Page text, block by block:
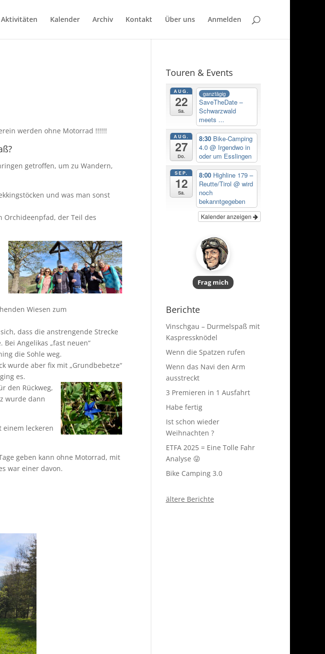
Kalender Archiv Kontakt Über uns Anmelden
werden ohne Motorrad !!!!!!
getroffen, um zu Wandern,
und was man sonst
Orchideenpfad, der Teil des
Wiesen zum
dass die anstrengende Strecke
Angelikas „fast neuen“
die Sohle weg.
wurde aber fix mit „Grundbebetze“
es.
den Rückweg,
wurde dann
einem leckeren
geben kann ohne Motorrad, mit
war einer davon.
Touren & Events
AUG.
22
Sa.
ganztägig
SaveTheDate –
Schwarzwald
meets ...
AUG.
27
Do.
8:30 Bike-Camping
4.0@ Irgendwo in
oder um Esslingen
SEP.
12
Sa.
8:00 Highline 179 –
Reutte/Tirol@ wird
noch
bekanntgegeben
Kalender anzeigen
Frag mich
Berichte
Vinschgau – Durmelspaß mit
Kaspressknödel
Wenn die Spatzen rufen
Wenn das Navi den Arm
ausstreckt
3 Premieren in 1 Ausfahrt
Habe fertig
Ist schon wieder
Weihnachten ?
ETFA 2025 = Eine Tolle Fahr
Analyse 😜
Bike Camping 3.0
ältere Berichte